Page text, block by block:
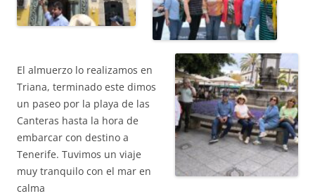
El almuerzo lo realizamos en
Triana, terminado este dimos
un paseo por la playa de las
Canteras hasta la hora de
embarcar con destino a
Tenerife. Tuvimos un viaje
muy tranquilo con el mar en
calma